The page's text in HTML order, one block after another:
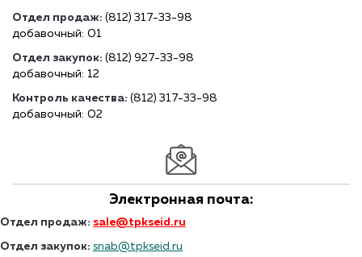
Отдел продаж: (812) 317-33-98
добавочный: 01
Отдел закупок: (812) 927-33-98
добавочный: 12
Контроль качества: (812) 317-33-98
добавочный: 02
Электронная почта:
Отдел продаж: sale@tpkseid.ru
Отдел закупок: snab@tpkseid.ru